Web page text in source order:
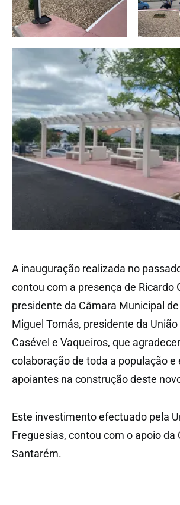
A inauguração realizada no
contou com a presença de Ricardo
presidente da Câmara Municipal
Miguel Tomás, presidente da
Casével e Vaqueiros, que
colaboração de toda a população e
apoiantes na construção deste
Este investimento efectuado pela
Freguesias, contou com o apoio da
Santarém.